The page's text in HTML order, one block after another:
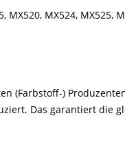
MX520, MX524, MX525,
(Farbstoff-)
Das garantiert die